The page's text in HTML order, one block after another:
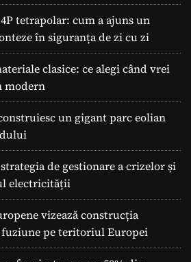
tetrapolar: cum a ajuns un
în siguranța de zi cu zi
clasice: ce alegi când vrei
modern
un gigant parc eolian
de gestionare a crizelor și
electricității
vizează construcția
pe teritoriul Europei